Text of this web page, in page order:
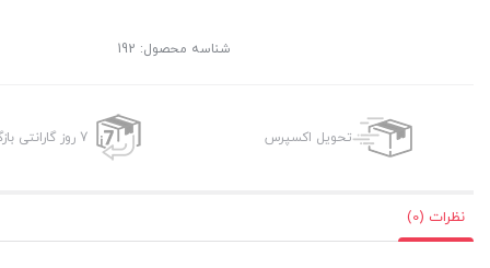
شناسه محصول: 192
تحویل اکسپرس 7 روز گارانتی بازگشت وجه
نظرات (0)